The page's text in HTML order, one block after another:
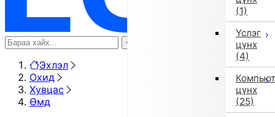
(1)
Үслэг
цүнх
(4)
цүнх
(25)
Эхлэл
Охид
Хувцас
Өмд